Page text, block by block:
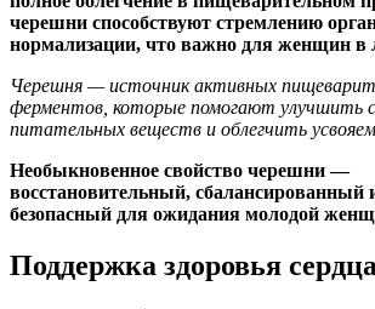
черешни способствуют стремлению
нормализации, что важно для женщин в
Черешня — источник активных
ферментов, которые помогают улучшить
питательных веществ и облегчить
Необыкновенное свойство черешни —
восстановительный, сбалансированный
безопасный для ожидания молодой
Поддержка здоровья